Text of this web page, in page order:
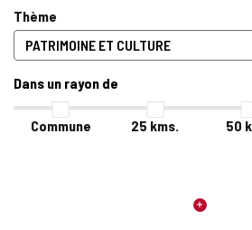
Thème
Dans un rayon de
Commune 25 kms. 50